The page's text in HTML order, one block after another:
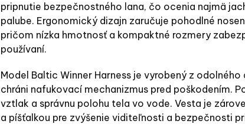
pripnutie bezpečnostného lana, čo ocenia najmä
palube. Ergonomický dizajn zaručuje pohodlné
pričom nízka hmotnosť a kompaktné rozmery
používaní.
Model Baltic Winner Harness je vyrobený z
chráni nafukovací mechanizmus pred poškodením.
vztlak a správnu polohu tela vo vode. Vesta je
a píšťalkou pre zvýšenie viditeľnosti a bezpečnosti